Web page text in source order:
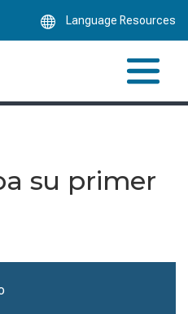
Language Resources
su primer